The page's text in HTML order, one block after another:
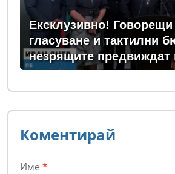
Ексклузивно!
гласуване и тактилни
незрящите предвиждат
изборни правила!
Коментирай
Име *